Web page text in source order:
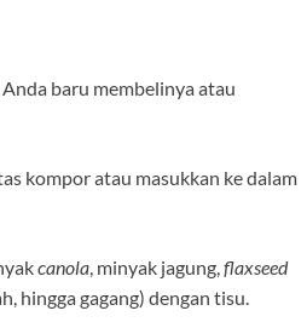
baru membelinya atau
kompor atau masukkan ke dalam
canola, minyak jagung,flaxseed
hingga gagang) dengan tisu.